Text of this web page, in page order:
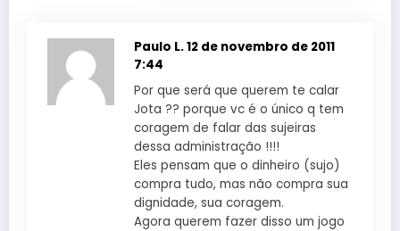
Paulo L.12 de novembro de 2011
7:44
Por que será que querem te calar
Jota ?? porque vc é o único q tem
coragem de falar das sujeiras
dessa administração !!!!
Eles pensam que o dinheiro (sujo)
compra tudo, mas não compra sua
dignidade, sua coragem.
Agora querem fazer disso um jogo